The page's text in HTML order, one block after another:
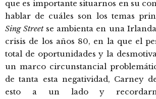
que es importante situarnos en su
hablar de cuáles son los temas
Sing Streetse ambienta en una
crisis de los años 80, en la que el
total de oportunidades y la
un marco circunstancial
de tanta esta negatividad, Carney
esto a un lado y